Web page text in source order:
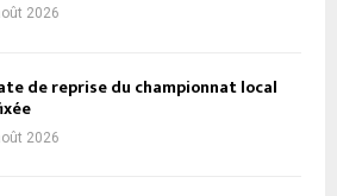
2026
de reprise du championnat local
2026